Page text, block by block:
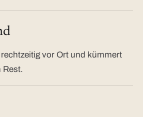
vor Ort und kümmert
Rest.